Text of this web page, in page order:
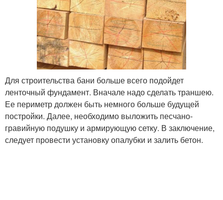
Для строительства бани больше всего подойдет
ленточный фундамент. Вначале надо сделать траншею.
Ее периметр должен быть немного больше будущей
постройки. Далее, необходимо выложить песчано-
гравийную подушку и армирующую сетку. В заключение,
следует провести установку опалубки и залить бетон.